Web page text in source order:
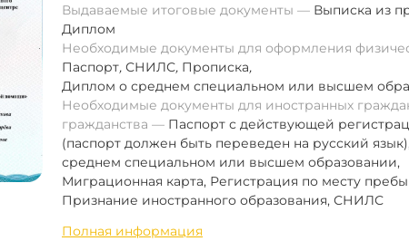
Выдаваемые итоговые документы
Выписка из
Диплом
Необходимые документы для оформления
Паспорт, СНИЛС, Прописка,
Диплом о среднем специальном или высшем
Необходимые документы для иностранных
гражданства
Паспорт с действующей
(паспорт должен быть переведен на русский
среднем специальном или высшем образовании,
Миграционная карта, Регистрация по месту
Признание иностранного образования, СНИЛС
Полная информация